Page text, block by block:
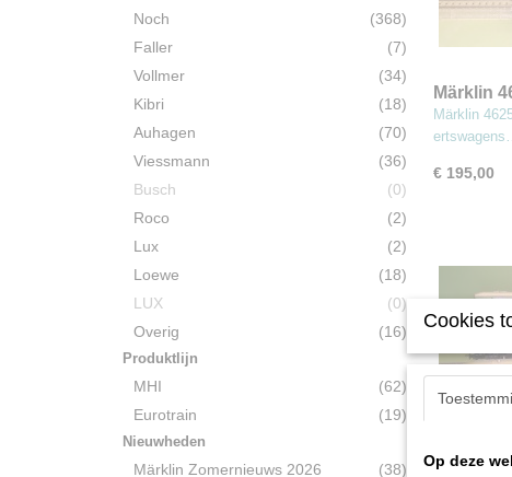
Noch
(368)
Faller
(7)
Vollmer
(34)
Kibri
(18)
Auhagen
(70)
Viessmann
(36)
Busch
(0)
Roco
(2)
Lux
(2)
Loewe
(18)
LUX
(0)
Overig
(16)
Produktlijn
MHI
(62)
Eurotrain
(19)
Nieuwheden
Märklin Zomernieuws 2026
(38)
Märklin
set met
Märklin
€ 195,00
Cookies
Op deze